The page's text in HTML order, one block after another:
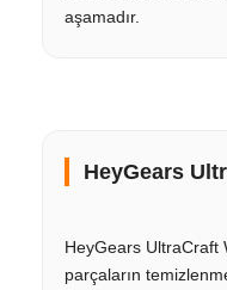
aşamadır.
HeyGears
HeyGears UltraCraft
parçaların